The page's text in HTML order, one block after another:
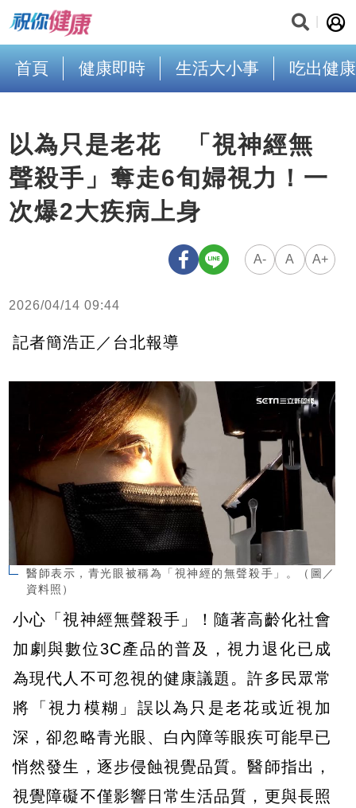
首頁 健康即時 生活大小事 吃出健康
以為只是老花 「視神經無
聲殺手」奪走6旬婦視力！一
次爆2大疾病上身
A- A A+
2026/04/14 09:44
記者簡浩正／台北報導
醫師表示，青光眼被稱為「視神經的無聲殺手」。（圖／
資料照）
小心「視神經無聲殺手」！隨著高齡化社會
加劇與數位3C產品的普及，視力退化已成
為現代人不可忽視的健康議題。許多民眾常
將「視力模糊」誤以為只是老花或近視加
深，卻忽略青光眼、白內障等眼疾可能早已
悄然發生，逐步侵蝕視覺品質。醫師指出，
視覺障礙不僅影響日常生活品質，更與長照